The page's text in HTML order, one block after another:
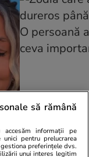
Zodia care
până la
să rămână
accesăm informații pe
pentru prelucrarea
preferințele dvs.
unui interes legitim